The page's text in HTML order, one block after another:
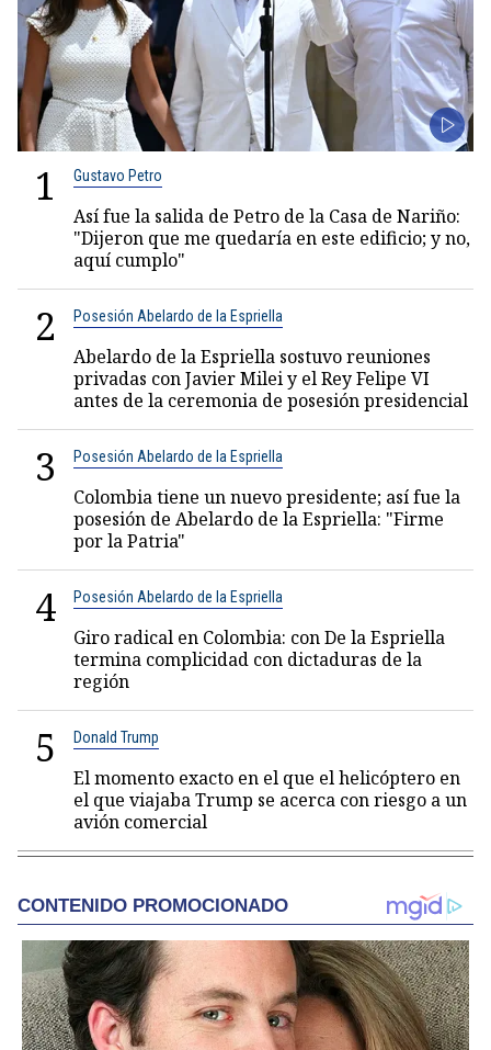
1 Gustavo Petro
Así fue la salida de Petro de la Casa de Nariño:
"Dijeron que me quedaría en este edificio; y no,
aquí cumplo"
2 Posesión Abelardo de la Espriella
Abelardo de la Espriella sostuvo reuniones
privadas con Javier Milei y el Rey Felipe VI
antes de la ceremonia de posesión presidencial
3 Posesión Abelardo de la Espriella
Colombia tiene un nuevo presidente; así fue la
posesión de Abelardo de la Espriella: "Firme
por la Patria"
4 Posesión Abelardo de la Espriella
Giro radical en Colombia: con De la Espriella
termina complicidad con dictaduras de la
región
5 Donald Trump
El momento exacto en el que el helicóptero en
el que viajaba Trump se acerca con riesgo a un
avión comercial